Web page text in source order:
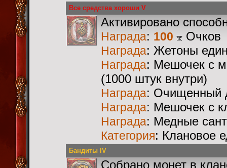
Все средства хороши V
Активировано
Награда: 100 Очков
Награда: Жетоны
Награда: Мешочек с
(1000 штук внутри)
Награда: Очищенный
Награда: Мешочек с
Награда: Медные
Категория: Клановое
Бандиты IV
Собрано монет в